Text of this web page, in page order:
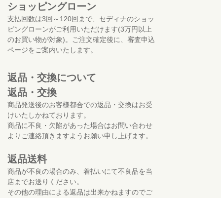
ショッピングローン
支払回数は3回～120回まで、セディナのショッ
ピングローンがご利用いただけます(3万円以上
のお買い物が対象)。ご注文確定後に、審査申込
ページをご案内いたします。
返品・交換について
返品・交換
商品発送後のお客様都合での返品・交換はお受
けいたしかねております。
商品に不良・欠陥があった場合はお問い合わせ
よりご連絡頂きますようお願い申し上げます。
返品送料
商品が不良の場合のみ、着払いにて不良品を当
店までお送りください。
その他の理由による返品は出来かねますのでご